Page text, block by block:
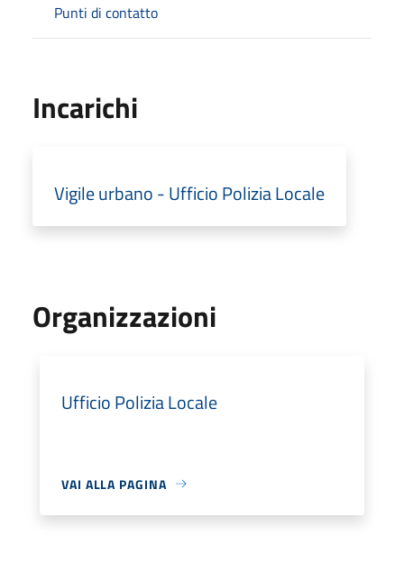
Punti di contatto
Incarichi
Vigile urbano - Ufficio Polizia Locale
Organizzazioni
Ufficio Polizia Locale
VAI ALLA PAGINA